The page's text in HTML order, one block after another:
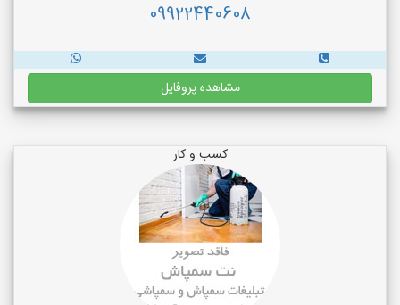
09922440608
مشاهده پروفایل
کسب و کار